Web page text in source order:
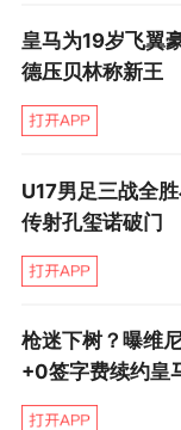
第49分钟，凯
球，送出横传
将球挡出，帕
皇马为19岁飞翼
德压贝林称新王
U17男足三战全
传射孔玺诺破门
枪迷下树？曝维
+0签字费续约皇